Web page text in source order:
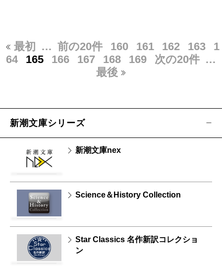
最初 … 前の20件 160 161 162 163
1
64
165 166 167 168 169 次の20件 …
最後
新潮文庫シリーズ
新潮文庫nex
Science＆History Collection
Star Classics 名作新訳コレクショ
ン